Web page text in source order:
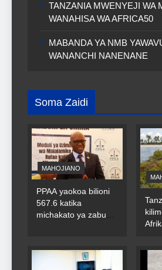
TANZANIA MWENYEJI WA
WANAHISA WA AFRICA50
MABANDA YA NMB
WANANCHI NANENANE
Soma Zaidi
MAHOJIANO
PPAA yaokoa bilioni
567.6 katika
michakato ya zabuni